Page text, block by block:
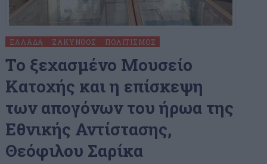
ΕΛΛΆΔΑ ΖΆΚΥΝΘΟΣ ΠΟΛΙΤΙΣΜΌΣ
Το ξεχασμένο Μουσείο
Κατοχής και η επίσκεψη
των απογόνων του ήρωα της
Εθνικής Αντίστασης,
Θεόφιλου Σαρίκα